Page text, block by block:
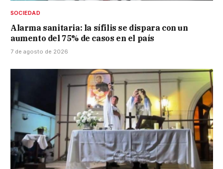
SOCIEDAD
Alarma sanitaria: la sífilis se dispara con un
aumento del 75% de casos en el país
7 de agosto de 2026